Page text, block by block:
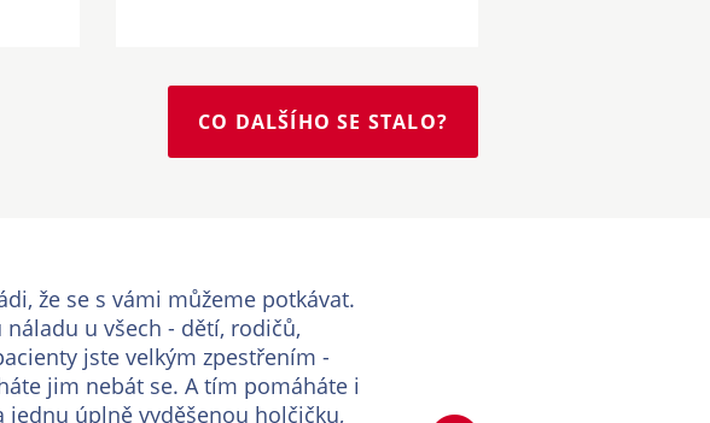
CO DALŠÍHO SE STALO?
že se s vámi můžeme potkávat.
u všech - dětí, rodičů,
jste velkým zpestřením -
jim nebát se. A tím pomáháte i
jednu úplně vyděšenou holčičku,